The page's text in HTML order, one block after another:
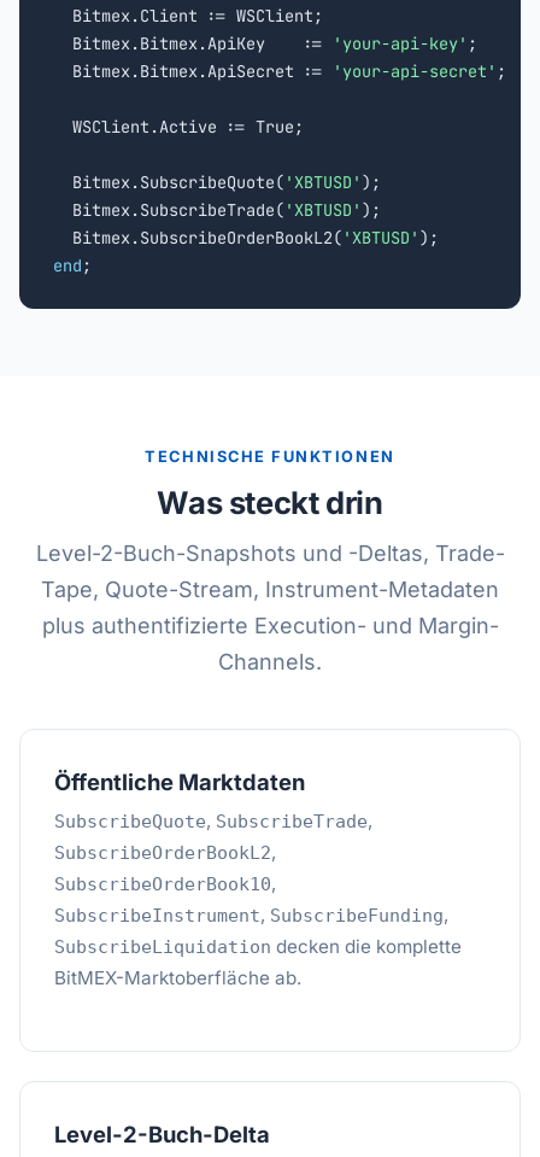
  Bitmex.Client := WSClient;
  Bitmex.Bitmex.ApiKey    :=
'your-api-key' ;
  Bitmex.Bitmex.ApiSecret :=
'your-api-secret' ;
  WSClient.Active := True;
  Bitmex.SubscribeQuote(
'XBTUSD' );
  Bitmex.SubscribeTrade(
'XBTUSD' );
  Bitmex.SubscribeOrderBookL2(
'XBTUSD'
end ;
TECHNISCHE FUNKTIONEN
Was steckt drin
Level-2-Buch-Snapshots und -Deltas, Trade-
Tape, Quote-Stream, Instrument-Metadaten
plus authentifizierte Execution- und Margin-
Channels.
Öffentliche Marktdaten
SubscribeQuote, SubscribeTrade,
SubscribeOrderBookL2,
SubscribeOrderBook10,
SubscribeInstrument, SubscribeFunding,
SubscribeLiquidation decken die komplette
BitMEX-Marktoberfläche ab.
Level-2-Buch-Delta